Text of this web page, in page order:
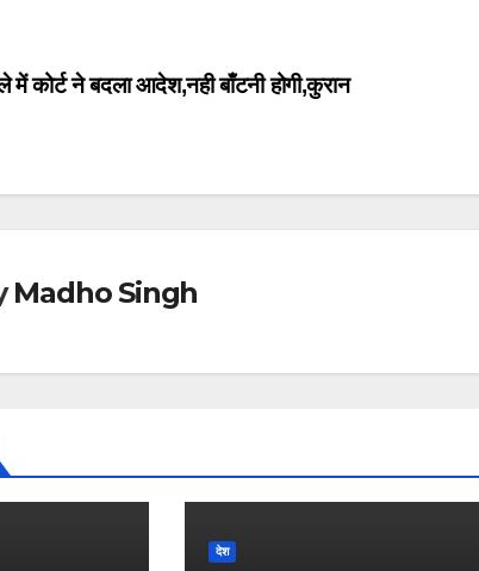
में कोर्ट ने बदला आदेश,नही बाँटनी होगी,कुरान
Madho Singh
देश